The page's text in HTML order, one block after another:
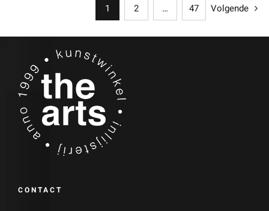
1 2 … 47 Volgende
CONTACT